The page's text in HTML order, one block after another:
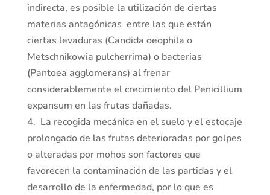
indirecta, es posible la utilización de ciertas
materias antagónicas entre las que están
ciertas levaduras (Candida oeophila o
Metschnikowia pulcherrima) o bacterias
(Pantoea agglomerans) al frenar
considerablemente el crecimiento del Penicillium
expansum en las frutas dañadas.
4. La recogida mecánica en el suelo y el estocaje
prolongado de las frutas deterioradas por golpes
o alteradas por mohos son factores que
favorecen la contaminación de las partidas y el
desarrollo de la enfermedad, por lo que es